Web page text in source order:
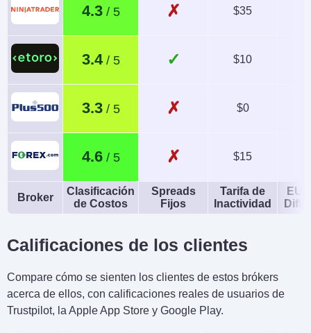
4.3 ✗ $35
3.4 ✓ $10
3.3 ✗ $0
4.6 ✗ $15
Broker
Clasificación
de Costos
Spreads
Fijos
Tarifa de
Inactividad
Calificaciones de los clientes
Compare cómo se sienten los clientes de estos brókers
acerca de ellos, con calificaciones reales de usuarios de
Trustpilot, la Apple App Store y Google Play.